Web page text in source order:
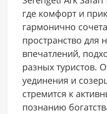
где комфорт и
гармонично
пространство для
впечатлений,
разных туристов.
уединения и
стремится к
познанию